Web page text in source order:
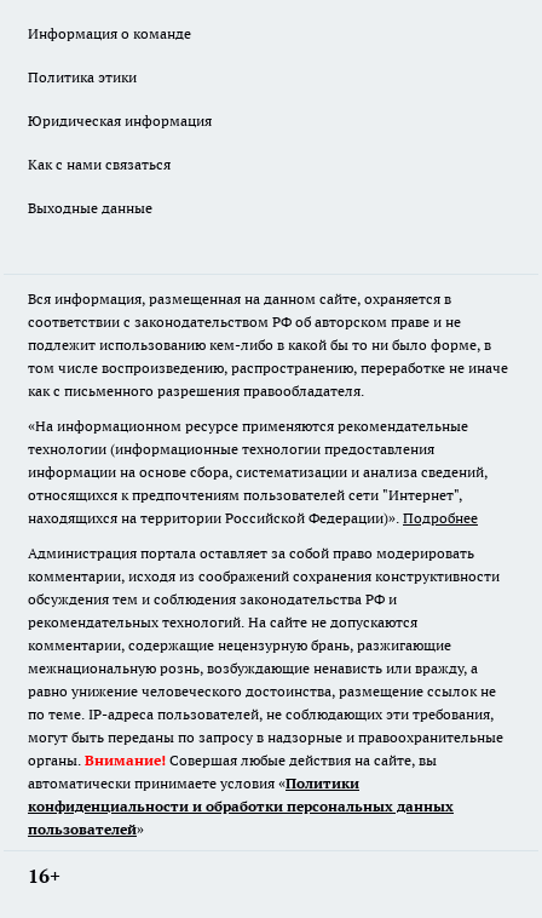
Информация о команде
Политика этики
Юридическая информация
Как с нами связаться
Выходные данные
Вся информация, размещенная на данном сайте, охраняется в
соответствии с законодательством РФ об авторском праве и не
подлежит использованию кем-либо в какой бы то ни было форме, в
том числе воспроизведению, распространению, переработке не иначе
как с письменного разрешения правообладателя.
«На информационном ресурсе применяются рекомендательные
технологии (информационные технологии предоставления
информации на основе сбора, систематизации и анализа сведений,
относящихся к предпочтениям пользователей сети "Интернет",
находящихся на территории Российской Федерации)». Подробнее
Администрация портала оставляет за собой право модерировать
комментарии, исходя из соображений сохранения конструктивности
обсуждения тем и соблюдения законодательства РФ и
рекомендательных технологий. На сайте не допускаются
комментарии, содержащие нецензурную брань, разжигающие
межнациональную рознь, возбуждающие ненависть или вражду, а
равно унижение человеческого достоинства, размещение ссылок не
по теме. IP-адреса пользователей, не соблюдающих эти требования,
могут быть переданы по запросу в надзорные и правоохранительные
органы. Внимание! Совершая любые действия на сайте, вы
автоматически принимаете условия «Политики
конфиденциальности и обработки персональных данных
пользователей»
16+